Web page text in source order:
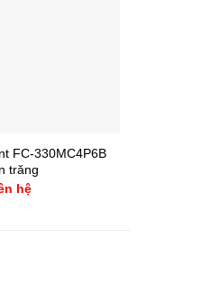
FC-330MC4P6B
trăng
hệ